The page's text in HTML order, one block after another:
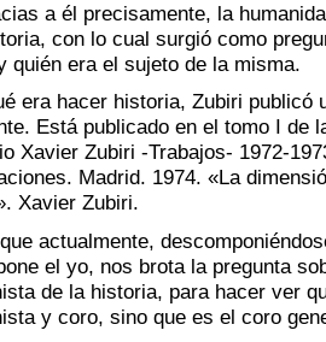
a él precisamente, la
con lo cual surgió como
quién era el sujeto de la misma.
era hacer historia, Zubiri publicó
Está publicado en el tomo I de
Xavier Zubiri -Trabajos- 1972-
Madrid. 1974. «La
Xavier Zubiri.
actualmente,
el yo, nos brota la pregunta
de la historia, para hacer ver
y coro, sino que es el coro